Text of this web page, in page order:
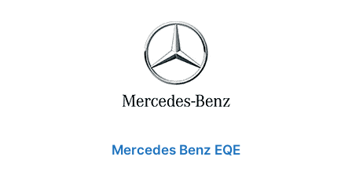
Mercedes Benz EQE